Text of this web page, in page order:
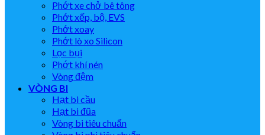
Phớt xe chở bê tông
Phớt xếp, bộ, EVS
Phớt xoay
Phớt lò xo Silicon
Lọc bụi
Phớt khí nén
Vòng đệm
VÒNG BI
Hạt bi cầu
Hạt bi đũa
Vòng bi tiêu chuẩn